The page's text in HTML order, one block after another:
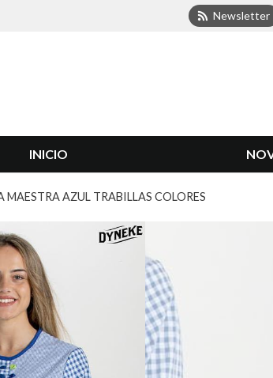
Newsletter
INICIO
MAESTRA AZUL TRABILLAS COLORES